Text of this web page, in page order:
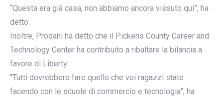
“Questa era già casa, non abbiamo ancora vissuto qui”, ha
detto.
Inoltre, Prodani ha detto che il Pickens County Career and
Technology Center ha contribuito a ribaltare la bilancia a
favore di Liberty.
“Tutti dovrebbero fare quello che voi ragazzi state
facendo con le scuole di commercio e tecnologia”, ha